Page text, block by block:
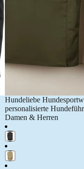
Hundeliebe
personalisierte
Damen & Herren